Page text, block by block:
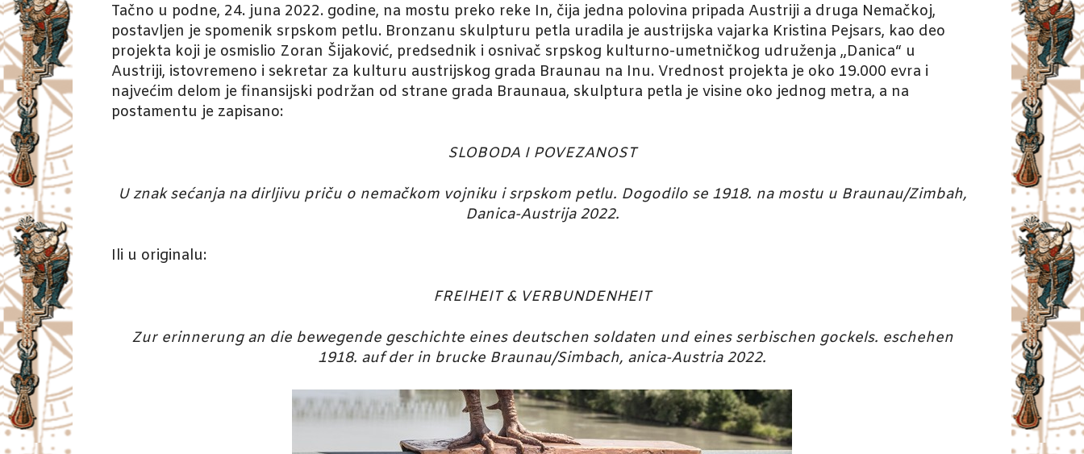
Tačno u podne, 24. juna 2022. godine, na mostu preko reke In, čija jedna polovina pripada Austriji a druga Nemačkoj,
postavljen je spomenik srpskom petlu. Bronzanu skulpturu petla uradila je austrijska vajarka Kristina Pejsars, kao deo
projekta koji je osmislio Zoran Šijaković, predsednik i osnivač srpskog kulturno-umetničkog udruženja „Danica“ u
Austriji, istovremeno i sekretar za kulturu austrijskog grada Braunau na Inu. Vrednost projekta je oko 19.000 evra i
najvećim delom je finansijski podržan od strane grada Braunaua, skulptura petla je visine oko jednog metra, a na
postamentu je zapisano:
SLOBODA I POVEZANOST
U znak sećanja na dirljivu priču o nemačkom vojniku i srpskom petlu. Dogodilo se 1918. na mostu u Braunau/Zimbah,
Danica-Austrija 2022.
Ili u originalu:
FREIHEIT & VERBUNDENHEIT
Zur erinnerung an die bewegende geschichte eines deutschen soldaten und eines serbischen gockels. eschehen
1918. auf der in brucke Braunau/Simbach, anica-Austria 2022.